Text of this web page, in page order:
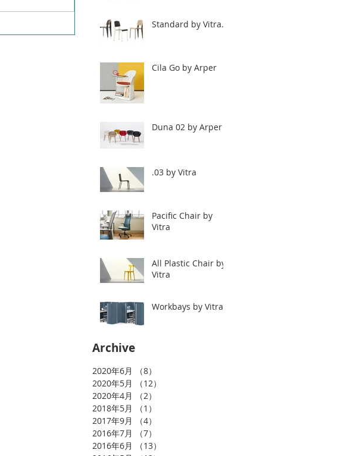
Standard by Vitra.
Cila Go by Arper
Duna 02 by Arper
.03 by Vitra
Pacific Chair by
Vitra
All Plastic Chair by
Vitra
Workbays by Vitra.
Archive
2020年6月 （8）
2020年5月
（12）
2020年4月
（2）
2018年5月
（1）
2017年9月
（4）
2016年7月
（7）
2016年6月
（13）